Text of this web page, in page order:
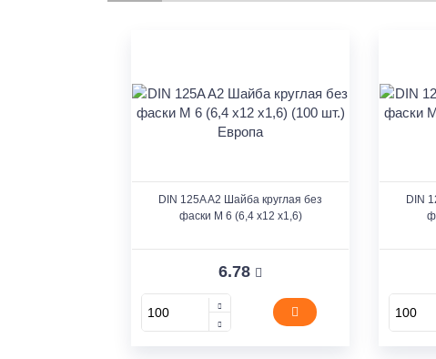
DIN 125A A2 Шайба круглая без
фаски M 6 (6,4 x12 x1,6)
6.78
DIN